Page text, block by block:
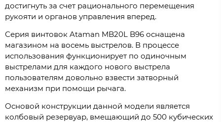
достигнуть за счет рационального перемещения
рукояти и органов управления вперед.
Серия винтовок Ataman MB20L B96 оснащена
магазином на восемь выстрелов. В процессе
использования функционирует по одиночным
выстрелами для каждого нового выстрела
пользователям довольно взвести затворный
механизм при помощи рычага.
Основой конструкции данной модели является
колбовый резервуар, вмещающий до 500 кубических